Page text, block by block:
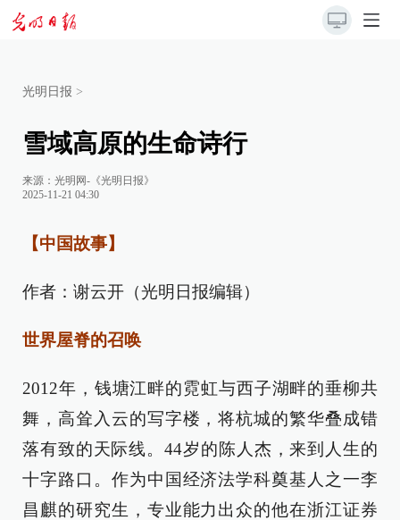
光明日报 >
雪域高原的生命诗行
来源： 光明网-《光明日报》
2025-11-21 04:30
【中国故事】
作者：谢云开（光明日报编辑）
世界屋脊的召唤
2012年，钱塘江畔的霓虹与西子湖畔的垂柳共
舞，高耸入云的写字楼，将杭城的繁华叠成错
落有致的天际线。44岁的陈人杰，来到人生的
十字路口。作为中国经济法学科奠基人之一李
昌麒的研究生，专业能力出众的他在浙江证券